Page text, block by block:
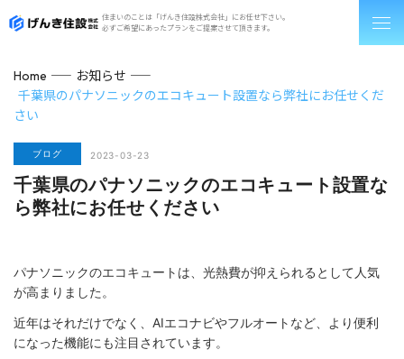
住まいのことは「げんき住設株式会社」にお任せ下さい。
必ずご希望にあったプランをご提案させて頂きます。
Home
お知らせ
千葉県のパナソニックのエコキュート設置なら弊社にお任せくだ
さい
ブログ 2023-03-23
千葉県のパナソニックのエコキュート設置な
ら弊社にお任せください
パナソニックのエコキュートは、光熱費が抑えられるとして人気
が高まりました。
近年はそれだけでなく、AIエコナビやフルオートなど、より便利
になった機能にも注目されています。